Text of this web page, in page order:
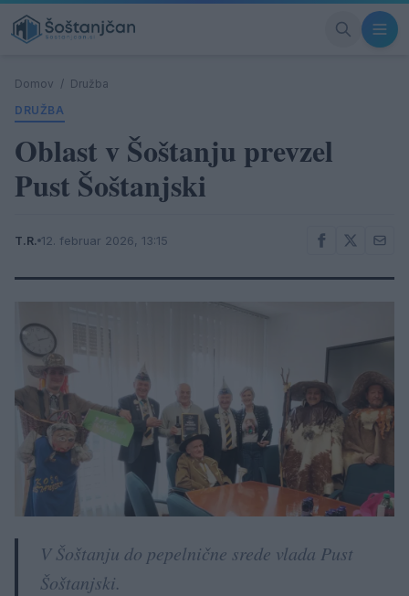
Domov / Družba
DRUŽBA
Oblast v Šoštanju prevzel
Pust Šoštanjski
T.R. 12. februar 2026, 13:15
V Šoštanju do pepelnične srede vlada Pust
Šoštanjski.